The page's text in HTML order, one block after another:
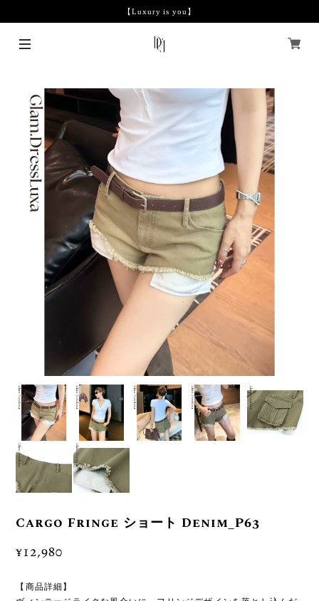
【Luxury is you】
Cargo Fringe ショート Denim_P63
¥12,980
【商品詳細】